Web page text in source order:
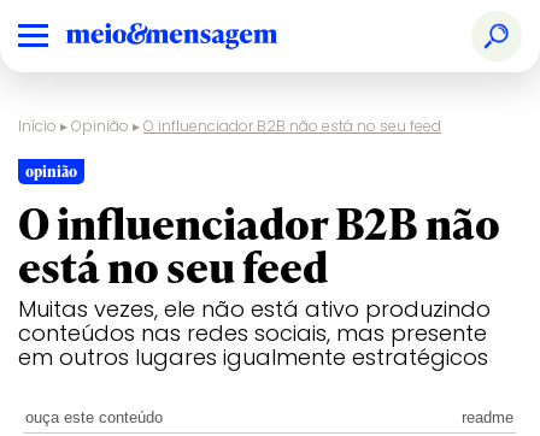
Início ▸Opinião ▸O influenciador B2B não está no seu feed
opinião
O influenciador B2B não
está no seu feed
Muitas vezes, ele não está ativo produzindo
conteúdos nas redes sociais, mas presente
em outros lugares igualmente estratégicos
ouça este conteúdo readme